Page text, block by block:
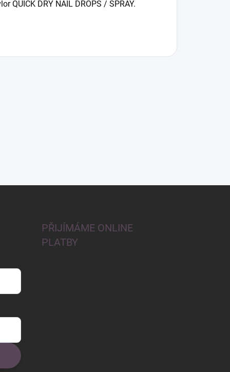
QUICK DRY NAIL DROPS / SPRAY.
PŘIJÍMÁME ONLINE
PLATBY